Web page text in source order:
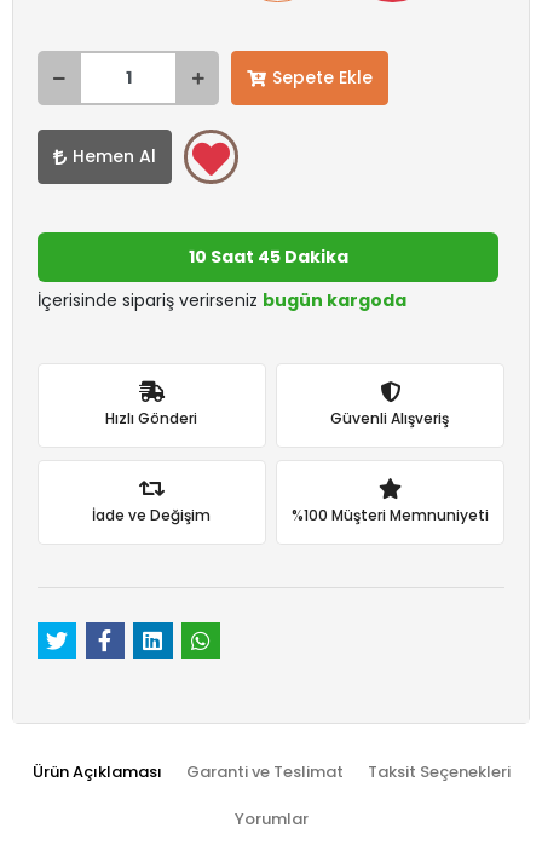
Sepete Ekle
Hemen Al
10 Saat 45 Dakika
İçerisinde sipariş verirseniz bugün kargoda
Hızlı Gönderi Güvenli Alışveriş
İade ve Değişim %100 Müşteri Memnuniyeti
Ürün Açıklaması Garanti ve Teslimat Taksit Seçenekleri
Yorumlar